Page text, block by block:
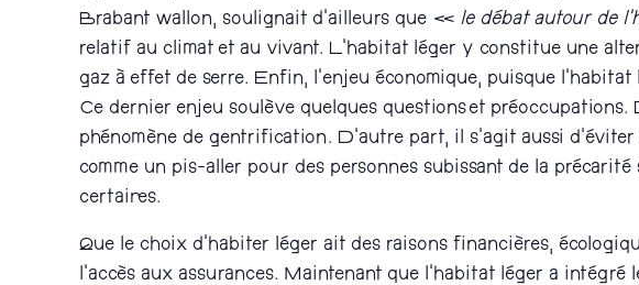
Brabant wallon, soulignait d’ailleurs que « le débat autour de
relatif au climat et au vivant. L’habitat léger y constitue une
gaz à effet de serre. Enfin, l’enjeu économique, puisque
Ce dernier enjeu soulève quelques questions et préoccupations.
phénomène de gentrification. D’autre part, il s’agit aussi
comme un pis-aller pour des personnes subissant de la
certain·es.
Que le choix d’habiter léger ait des raisons financières,
l’accès aux assurances. Maintenant que l’habitat léger a